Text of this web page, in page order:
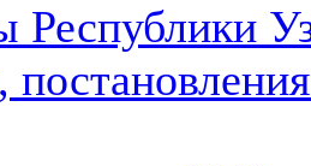
Республики